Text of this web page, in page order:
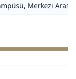
Merkezi